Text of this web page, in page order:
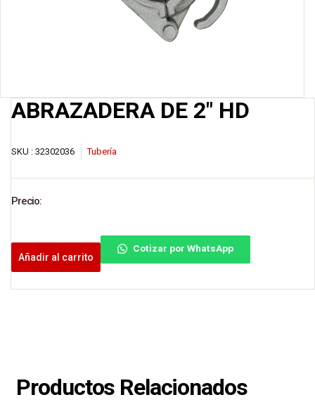
ABRAZADERA DE 2″ HD
SKU : 32302036 Tubería
Precio:
Añadir al carrito
Cotizar por WhatsApp
Productos Relacionados